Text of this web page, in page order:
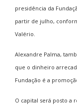
presidência da
partir de julho,
Valério.
Alexandre Palma,
que o dinheiro
Fundação é a
O capital será posto a